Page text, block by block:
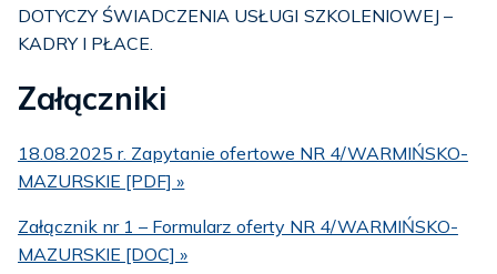
DOTYCZY ŚWIADCZENIA USŁUGI SZKOLENIOWEJ –
KADRY I PŁACE.
Załączniki
18.08.2025 r. Zapytanie ofertowe NR 4/WARMIŃSKO-
MAZURSKIE [PDF] »
Załącznik nr 1 – Formularz oferty NR 4/WARMIŃSKO-
MAZURSKIE [DOC] »